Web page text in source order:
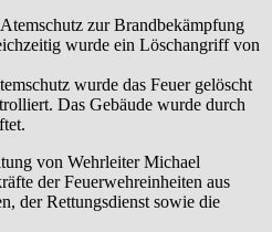
zur Brandbekämpfung
wurde ein Löschangriff von
wurde das Feuer gelöscht
Das Gebäude wurde durch
von Wehrleiter Michael
der Feuerwehreinheiten aus
der Rettungsdienst sowie die